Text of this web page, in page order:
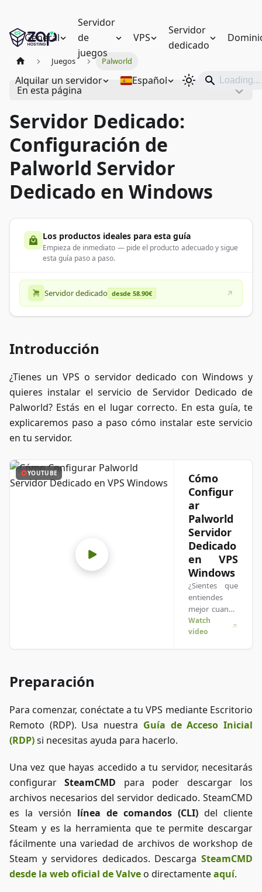
General
Servidor
de
juegos
VPS
Servidor
dedicado
Alquilar un servidor Español
Juegos Palworld
En esta página
Servidor Dedicado:
Configuración de
Palworld Servidor
Dedicado en Windows
Los productos ideales para esta guía
Empieza de inmediato — pide el producto adecuado y sigue
esta guía paso a paso.
Servidor dedicado desde 58.90€
Introducción
¿Tienes un VPS o servidor dedicado con Windows y
quieres instalar el servicio de Servidor Dedicado de
Palworld? Estás en el lugar correcto. En esta guía, te
explicaremos paso a paso cómo instalar este servicio
en tu servidor.
YOUTUBE
Cómo
Configur
ar
Palworld
Servidor
Dedicado
en VPS
Windows
¿Sientes que
entiendes
mejor cuando
ves las cosas
en acción? ¡Te
que tengas
prisa o
información
de la forma
más
entretenida
posible.
Watch
video
Preparación
Para comenzar, conéctate a tu VPS mediante Escritorio
Remoto (RDP). Usa nuestra Guía de Acceso Inicial
(RDP)si necesitas ayuda para hacerlo.
Una vez que hayas accedido a tu servidor, necesitarás
configurarSteamCMD para poder descargar los
archivos necesarios del servidor dedicado. SteamCMD
es la versión línea de comandos (CLI) del cliente
Steam y es la herramienta que te permite descargar
fácilmente una variedad de archivos de workshop de
Steam y servidores dedicados. Descarga SteamCMD
desde la web oficial de Valveo directamenteaquí.